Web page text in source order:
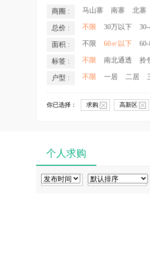
商圈 : 马山寨 南寨 北寨
总价 : 不限 30万以下
面积 : 不限 60㎡以下 60-
标签 : 不限 南北通透 拎
户型 : 不限 一居 二居
你已选择： 求购 高新区
个人求购